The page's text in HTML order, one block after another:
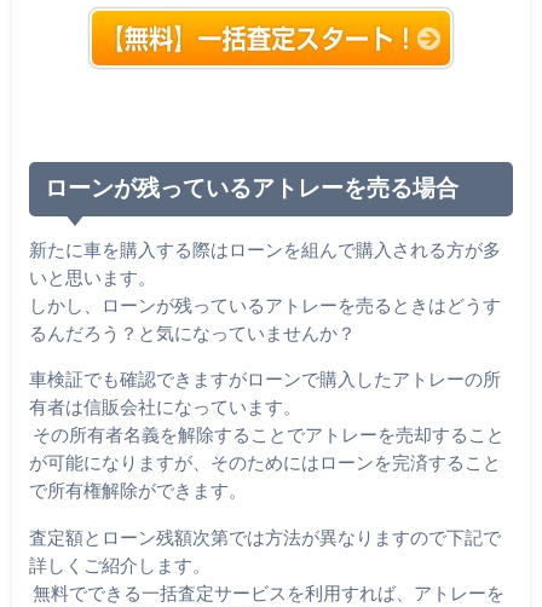
ローンが残っているアトレーを売る場合
新たに車を購入する際はローンを組んで購入される方が多
いと思います。
しかし、ローンが残っているアトレーを売るときはどうす
るんだろう？と気になっていませんか？
車検証でも確認できますがローンで購入したアトレーの所
有者は信販会社になっています。
その所有者名義を解除することでアトレーを売却すること
が可能になりますが、そのためにはローンを完済すること
で所有権解除ができます。
査定額とローン残額次第では方法が異なりますので下記で
詳しくご紹介します。
無料でできる一括査定サービスを利用すれば、アトレーを